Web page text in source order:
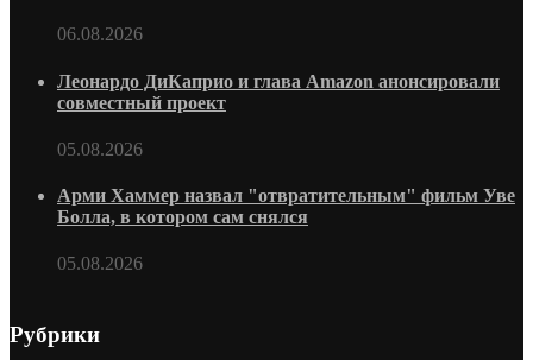
06.08.2026
Леонардо ДиКаприо и глава Amazon анонсировали
совместный проект
05.08.2026
Арми Хаммер назвал "отвратительным" фильм Уве
Болла, в котором сам снялся
05.08.2026
Рубрики